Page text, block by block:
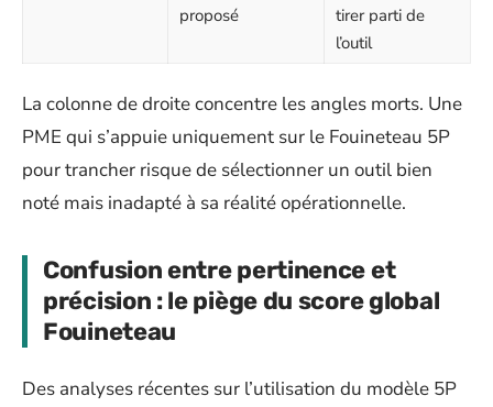
proposé
tirer parti de
l’outil
La colonne de droite concentre les angles morts. Une
PME qui s’appuie uniquement sur le Fouineteau 5P
pour trancher risque de sélectionner un outil bien
noté mais inadapté à sa réalité opérationnelle.
Confusion entre pertinence et
précision : le piège du score global
Fouineteau
Des analyses récentes sur l’utilisation du modèle 5P